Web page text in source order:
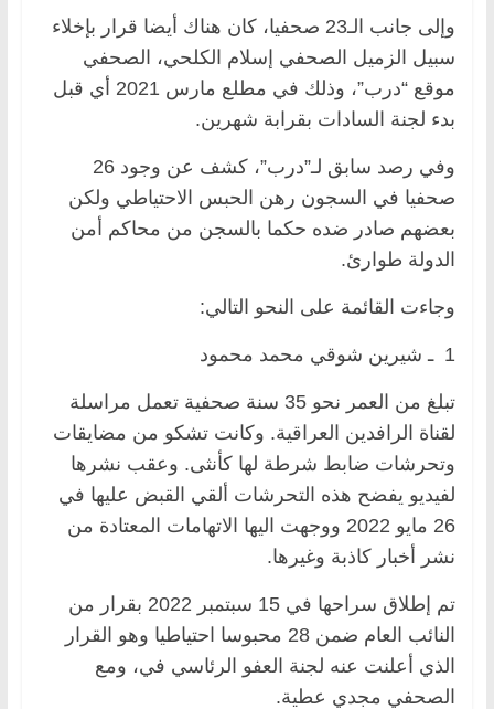
وإلى جانب الـ23 صحفيا، كان هناك أيضا قرار بإخلاء
سبيل الزميل الصحفي إسلام الكلحي، الصحفي
موقع “درب”، وذلك في مطلع مارس 2021 أي قبل
بدء لجنة السادات بقرابة شهرين.
وفي رصد سابق لـ”درب”، كشف عن وجود 26
صحفيا في السجون رهن الحبس الاحتياطي ولكن
بعضهم صادر ضده حكما بالسجن من محاكم أمن
الدولة طوارئ.
وجاءت القائمة على النحو التالي:
1 ـ شيرين شوقي محمد محمود
تبلغ من العمر نحو 35 سنة صحفية تعمل مراسلة
لقناة الرافدين العراقية. وكانت تشكو من مضايقات
وتحرشات ضابط شرطة لها كأنثى. وعقب نشرها
لفيديو يفضح هذه التحرشات ألقي القبض عليها في
26 مايو 2022 ووجهت اليها الاتهامات المعتادة من
نشر أخبار كاذبة وغيرها.
تم إطلاق سراحها في 15 سبتمبر 2022 بقرار من
النائب العام ضمن 28 محبوسا احتياطيا وهو القرار
الذي أعلنت عنه لجنة العفو الرئاسي في، ومع
الصحفي مجدي عطية.